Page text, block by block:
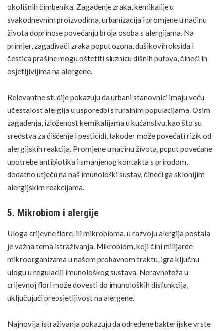
okolišnih čimbenika. Zagađenje zraka, kemikalije u
svakodnevnim proizvodima, urbanizacija i promjene u načinu
života doprinose povećanju broja osoba s alergijama. Na
primjer, zagađivači zraka poput ozona, dušikovih oksida i
čestica prašine mogu oštetiti sluznicu dišnih putova, čineći ih
osjetljivijima na alergene.
Relevantne studije pokazuju da urbani stanovnici imaju veću
učestalost alergija u usporedbi s ruralnim populacijama. Osim
zagađenja, izloženost kemikalijama u kućanstvu, kao što su
sredstva za čišćenje i pesticidi, također može povećati rizik od
alergijskih reakcija. Promjene u načinu života, poput povećane
upotrebe antibiotika i smanjenog kontakta s prirodom,
dodatno utječu na naš imunološki sustav, čineći ga sklonijim
alergijskim reakcijama.
5. Mikrobiom i alergije
Uloga crijevne flore, ili mikrobioma, u razvoju alergija postala
je važna tema istraživanja. Mikrobiom, koji čini milijarde
mikroorganizama u našem probavnom traktu, igra ključnu
ulogu u regulaciji imunološkog sustava. Neravnoteža u
crijevnoj flori može dovesti do imunoloških disfunkcija,
uključujući preosjetljivost na alergene.
Najnovija istraživanja pokazuju da određene bakterijske vrste